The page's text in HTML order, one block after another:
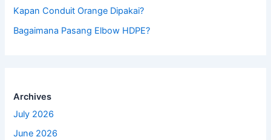
Kapan Conduit Orange Dipakai?
Bagaimana Pasang Elbow HDPE?
Archives
July 2026
June 2026